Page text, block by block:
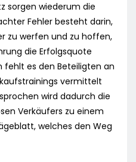
sorgen wiederum die
Fehler besteht darin,
zu werfen und zu hoffen,
die Erfolgsquote
fehlt es den Beteiligten an
vermittelt
wird dadurch die
Verkäufers zu einem
welches den Weg